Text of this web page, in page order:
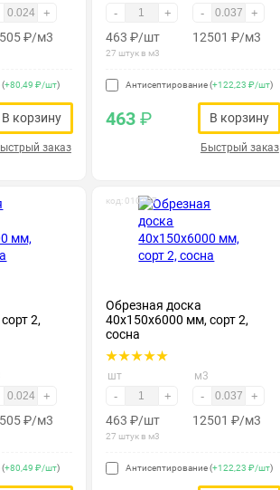
+
₽/м3
(+80,49 ₽/шт)
В корзину
заказ
- +
463 ₽/шт
27 штук в м3
- +
12501 ₽/м3
Антисептирование (+122,23 ₽/шт)
463₽ В корзину
Быстрый заказ
2,
+
₽/м3
(+80,49 ₽/шт)
код: 010197
Обрезная доска
40х150х6000 мм, сорт 2,
сосна
шт
- +
463 ₽/шт
27 штук в м3
м3
- +
12501 ₽/м3
Антисептирование (+122,23 ₽/шт)